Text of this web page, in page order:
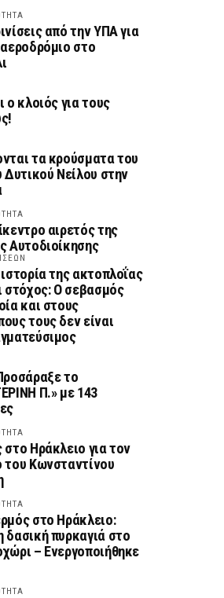
από την ΥΠΑ για
στο
ο κλοιός για τους
τα κρούσματα του
Δυτικού Νείλου στην
αιρετός της
Αυτοδιοίκησης
της ακτοπλοΐας
στόχος: Ο σεβασμός
και στους
τους δεν είναι
το
Π.» με 143
στο Ηράκλειο για τον
του Κωνσταντίνου
στο Ηράκλειο:
δασική πυρκαγιά στο
– Ενεργοποιήθηκε